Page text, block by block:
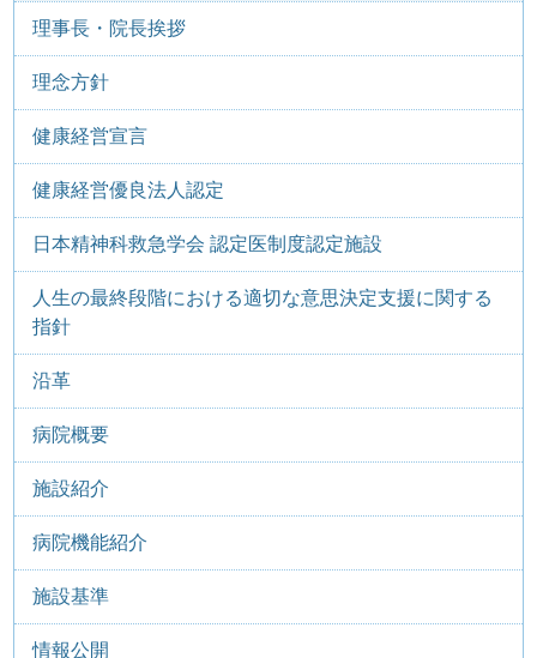
理事長・院長挨拶
理念方針
健康経営宣言
健康経営優良法人認定
日本精神科救急学会 認定医制度認定施設
人生の最終段階における適切な意思決定支援に関する
指針
沿革
病院概要
施設紹介
病院機能紹介
施設基準
情報公開